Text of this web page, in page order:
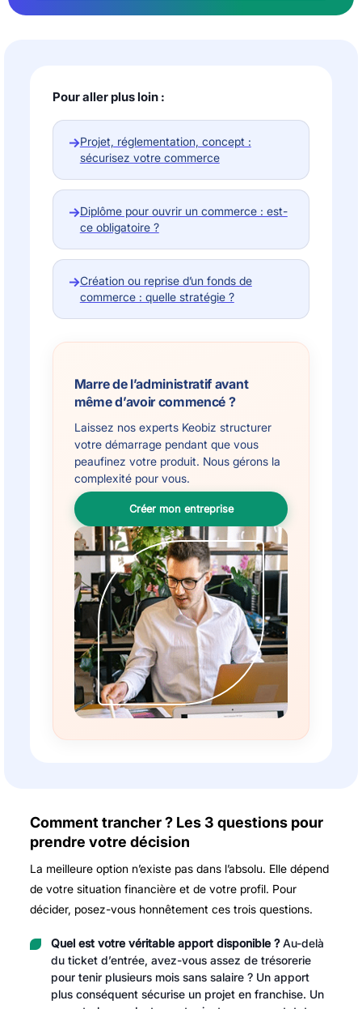
Pour aller plus loin :
→Projet, réglementation, concept :
sécurisez votre commerce
→Diplôme pour ouvrir un commerce : est-
ce obligatoire ?
→Création ou reprise d’un fonds de
commerce : quelle stratégie ?
Marre de l’administratif avant
même d’avoir commencé ?
Laissez nos experts Keobiz structurer
votre démarrage pendant que vous
peaufinez votre produit. Nous gérons la
complexité pour vous.
Créer mon entreprise
Comment trancher ? Les 3 questions pour
prendre votre décision
La meilleure option n’existe pas dans l’absolu. Elle dépend
de votre situation financière et de votre profil. Pour
décider, posez-vous honnêtement ces trois questions.
Quel est votre véritable apport disponible ?Au-delà
du ticket d’entrée, avez-vous assez de trésorerie
pour tenir plusieurs mois sans salaire ? Un apport
plus conséquent sécurise un projet en franchise. Un